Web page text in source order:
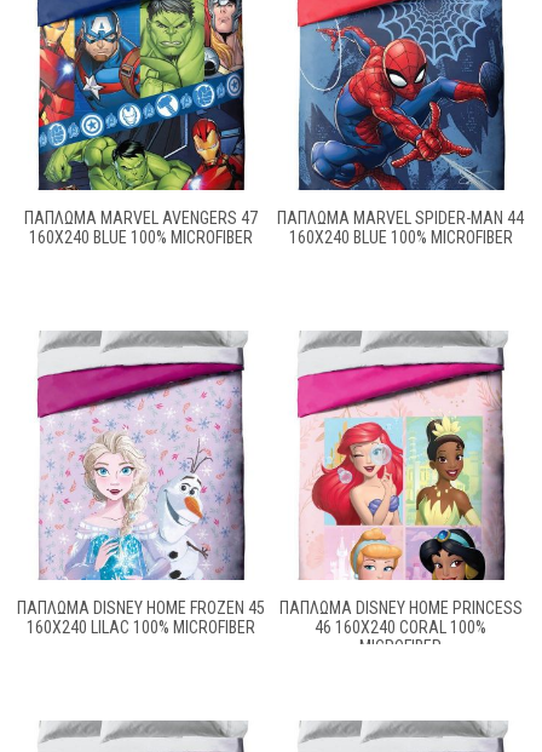
ΠΆΠΛΩΜΑ MARVEL AVENGERS 47
160X240 BLUE 100% MICROFIBER
ΠΆΠΛΩΜΑ MARVEL SPIDER-MAN 44
160X240 BLUE 100% MICROFIBER
ΠΆΠΛΩΜΑ DISNEY HOME FROZEN 45
160X240 LILAC 100% MICROFIBER
ΠΆΠΛΩΜΑ DISNEY HOME PRINCESS
46 160X240 CORAL 100%
MICROFIBER